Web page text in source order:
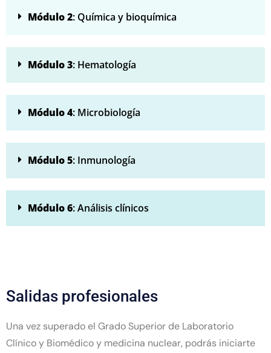
Módulo 2: Química y bioquímica
Módulo 3: Hematología
Módulo 4: Microbiología
Módulo 5: Inmunología
Módulo 6: Análisis clínicos
Salidas profesionales
Una vez superado el Grado Superior de Laboratorio
Clínico y Biomédico y medicina nuclear, podrás iniciarte